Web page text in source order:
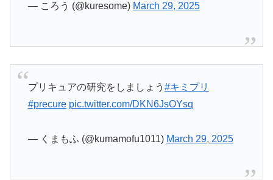
— ころう (@kuresome) March 29, 2025
プリキュアの研究をしましょう #キミプリ
#precure pic.twitter.com/DKN6JsOYsq
— くまもふ (@kumamofu1011) March 29, 2025